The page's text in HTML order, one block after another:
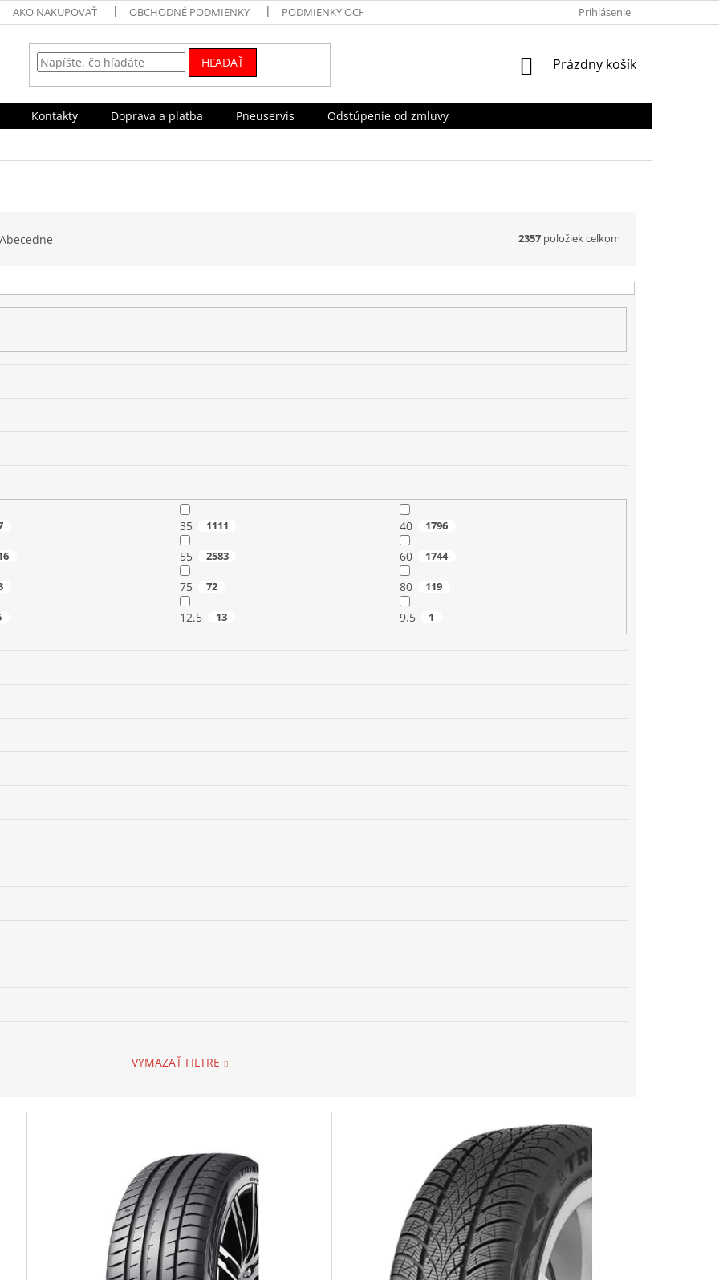
AKO NAKUPOVAŤ OBCHODNÉ PODMIENKY PODMIENKY OCHRANY OSOBNÝCH ÚDAJOV Prihlásenie
HĽADAŤ
NÁKUPNÝ
Prázdny košík
Kontakty Doprava a platba Pneuservis
Odstúpenie od zmluvy
Abecedne 2357 položiek celkom
35 1111 40 1796
55 2583 60 1744
75 72 80 119
12.5 13 9.5 1
VYMAZAŤ FILTRE